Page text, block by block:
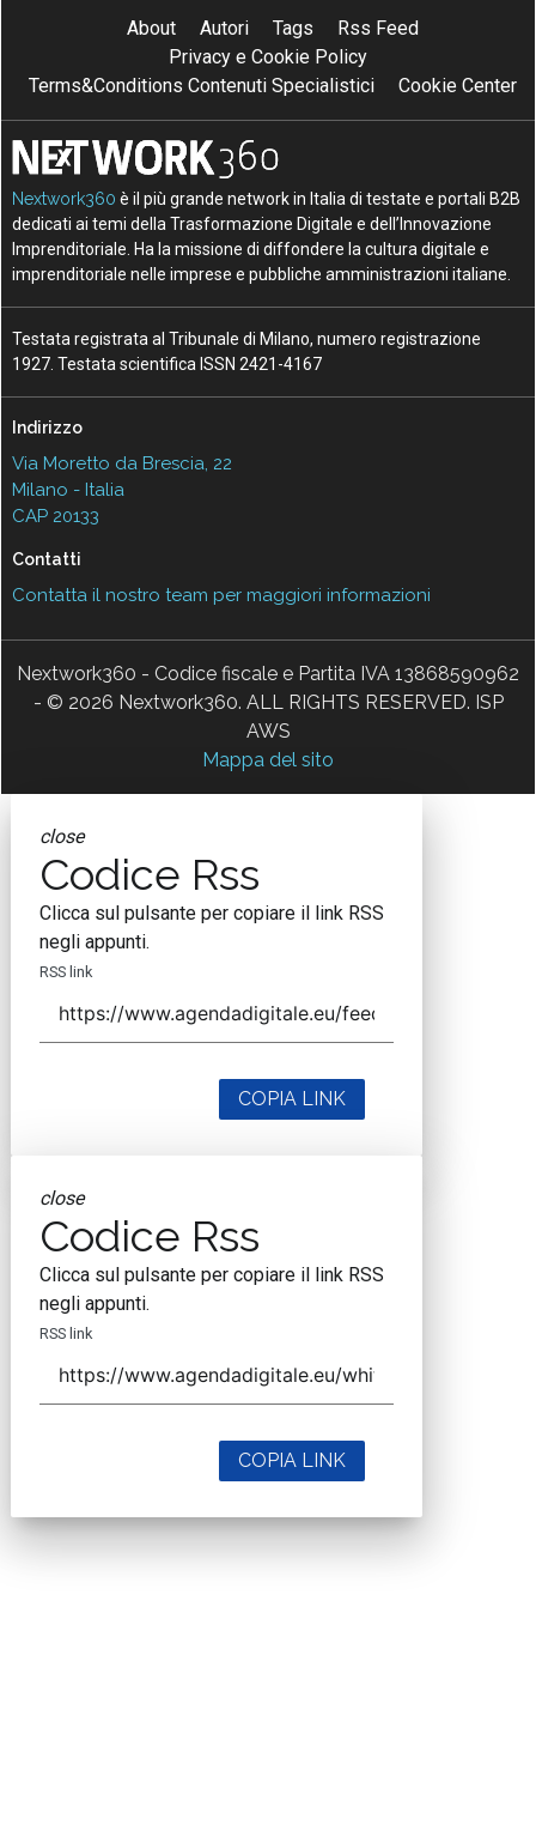
About Autori Tags
Rss Feed
Privacy e Cookie Policy
Terms&Conditions Contenuti Specialistici
Cookie Center
Nextwork360 è il più grande network in Italia di testate e portali B2B
dedicati ai temi della Trasformazione Digitale e dell’Innovazione
Imprenditoriale. Ha la missione di diffondere la cultura digitale e
imprenditoriale nelle imprese e pubbliche amministrazioni italiane.
Testata registrata al Tribunale di Milano, numero registrazione
1927. Testata scientifica ISSN 2421-4167
Indirizzo
Via Moretto da Brescia, 22
Milano - Italia
CAP 20133
Contatti
Contatta il nostro team per maggiori informazioni
Nextwork360 - Codice fiscale e Partita IVA 13868590962
- © 2026 Nextwork360. ALL RIGHTS RESERVED. ISP
AWS
Mappa del sito
close
Codice Rss
Clicca sul pulsante per copiare il link RSS
negli appunti.
RSS link
COPIA LINK
close
Codice Rss
Clicca sul pulsante per copiare il link RSS
negli appunti.
RSS link
COPIA LINK